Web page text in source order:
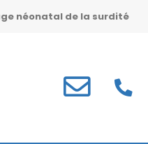
néonatal de la surdité